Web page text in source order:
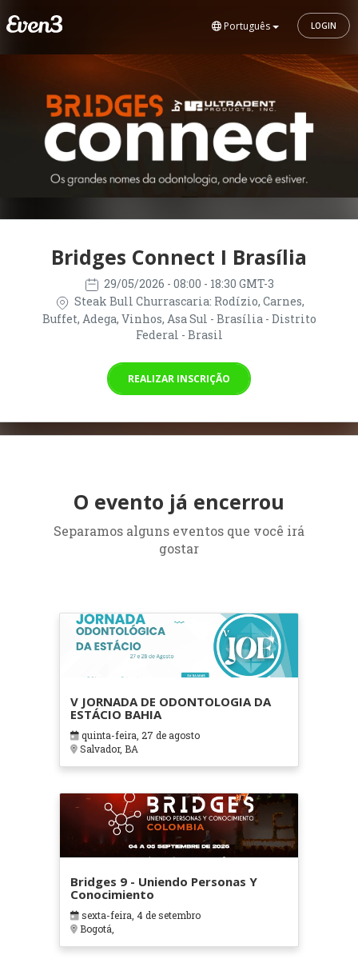
Português LOGIN
Bridges Connect I Brasília
29/05/2026 - 08:00 - 18:30 GMT-3
Steak Bull Churrascaria: Rodízio, Carnes,
Buffet, Adega, Vinhos, Asa Sul - Brasília - Distrito
Federal - Brasil
REALIZAR INSCRIÇÃO
O evento já encerrou
Separamos alguns eventos que você irá
gostar
V JORNADA DE ODONTOLOGIA DA
ESTÁCIO BAHIA
quinta-feira, 27 de agosto
Salvador, BA
Bridges 9 - Uniendo Personas Y
Conocimiento
sexta-feira, 4 de setembro
Bogotá,